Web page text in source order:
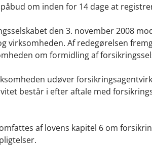
om inden for 14 dage at
den 3. november 2008
virksomheden. Af redegørelsen
om formidling af
udøver
består i efter aftale med
af lovens kapitel 6 om